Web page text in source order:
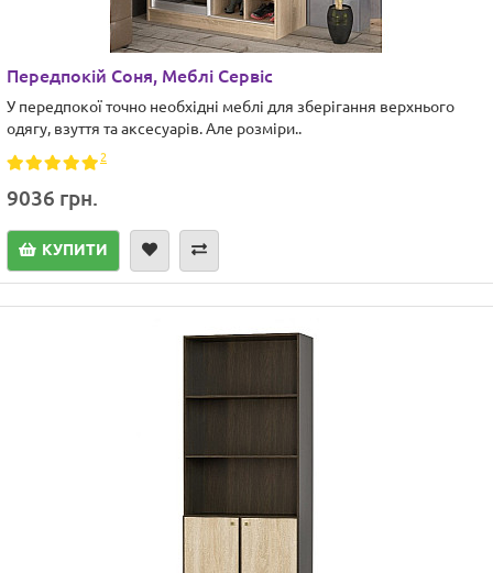
Передпокій Соня, Меблі Сервіс
У передпокої точно необхідні меблі для зберігання верхнього
одягу, взуття та аксесуарів. Але розміри..
2
9036 грн.
КУПИТИ